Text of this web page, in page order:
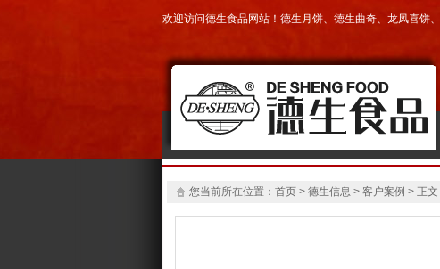
欢迎访问德生食品网站！ 德生月饼、 德生曲奇、 龙凤喜饼、
您当前所在位置： 首页 > 德生信息 > 客户案例 > 正文